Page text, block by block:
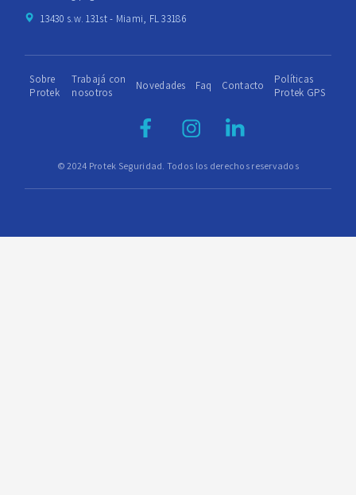
13430 s.w. 131st - Miami, FL 33186
© 2024 Protek Seguridad. Todos los derechos reservados
Sobre
Protek
Trabajá con
nosotros
Novedades Faq Contacto
Políticas
Protek GPS